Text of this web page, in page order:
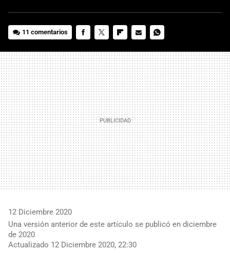
11 comentarios
MAIL
12 Diciembre 2020
Una versión anterior de este artículo se publicó en diciembre
de 2020
Actualizado 12 Diciembre 2020, 22:30